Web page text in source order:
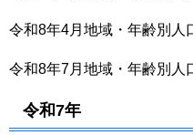
令和8年4月地域・年齢別人
令和8年7月地域・年齢別人
令和7年